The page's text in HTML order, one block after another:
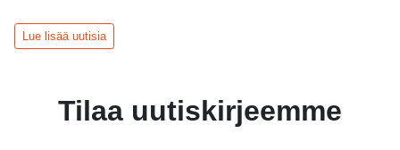
Lue lisää uutisia
Tilaa uutiskirjeemme